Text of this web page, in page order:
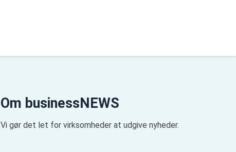
Om businessNEWS
Vi gør det let for virksomheder at udgive nyheder.